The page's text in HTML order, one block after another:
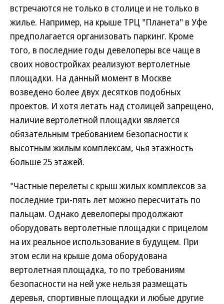
встречаются не только в столице и не только в
жилье. Например, на крыше ТРЦ "Планета" в Уфе
предполагается организовать паркинг. Кроме
того, в последние годы девелоперы все чаще в
своих новостройках реализуют вертолетные
площадки. На данный момент в Москве
возведено более двух десятков подобных
проектов. И хотя летать над столицей запрещено,
наличие вертолетной площадки является
обязательным требованием безопасности к
высотным жилым комплексам, чья этажность
больше 25 этажей.
"Частные перелеты с крыш жилых комплексов за
последние три-пять лет можно пересчитать по
пальцам. Однако девелоперы продолжают
оборудовать вертолетные площадки с прицелом
на их реальное использование в будущем. При
этом если на крыше дома оборудована
вертолетная площадка, то по требованиям
безопасности на ней уже нельзя размещать
деревья, спортивные площадки и любые другие